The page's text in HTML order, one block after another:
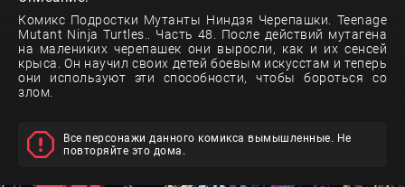
Комикс Подростки Мутанты Ниндзя Черепашки. Teenage
Mutant Ninja Turtles.. Часть 48. После действий мутагена
на малениких черепашек они выросли, как и их сенсей
крыса. Он научил своих детей боевым искусстам и теперь
они используют эти способности, чтобы бороться со
злом.
Все персонажи данного комикса вымышленные. Не
повторяйте это дома.